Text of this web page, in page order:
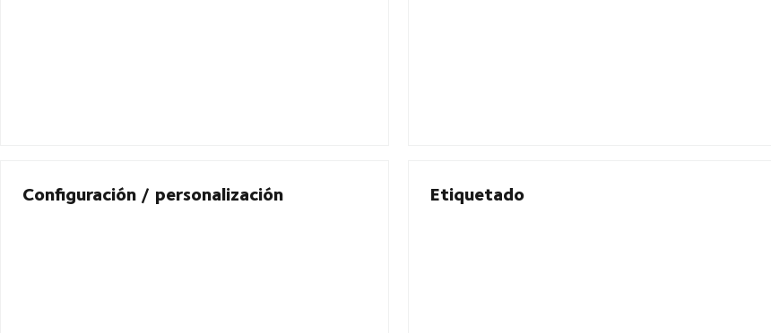
Configuración / personalización Etiquetado